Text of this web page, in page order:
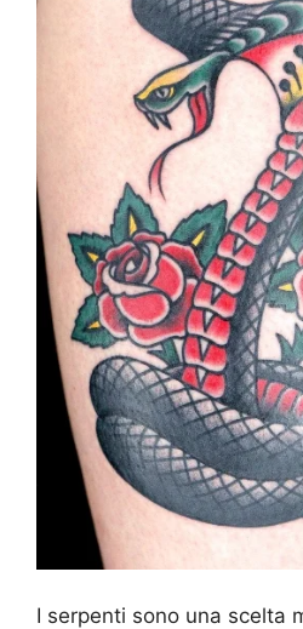
I serpenti sono una scelta